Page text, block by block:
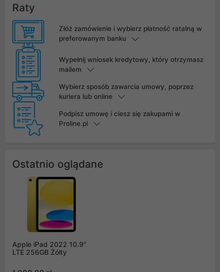
Raty
Złóż zamówienie i wybierz płatność ratalną w
preferowanym banku
Wypełnij wniosek kredytowy, który otrzymasz
mailem
Wybierz sposób zawarcia umowy, poprzez
kuriera lub online
Podpisz umowę i ciesz się zakupami w
Proline.pl
Ostatnio oglądane
Apple iPad 2022 10.9"
LTE 256GB Żółty